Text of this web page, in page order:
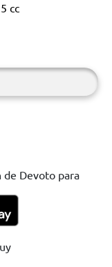
cc
de Devoto para